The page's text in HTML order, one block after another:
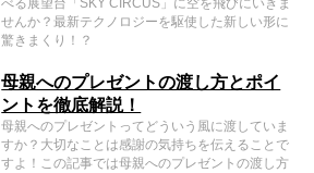
べる展望台「SKY CIRCUS」に空を飛びにいきま
せんか？最新テクノロジーを駆使した新しい形に
驚きまくり！？
母親へのプレゼントの渡し方とポイ
ントを徹底解説！
母親へのプレゼントってどういう風に渡していま
すか？大切なことは感謝の気持ちを伝えることで
すよ！この記事では母親へのプレゼントの渡し方